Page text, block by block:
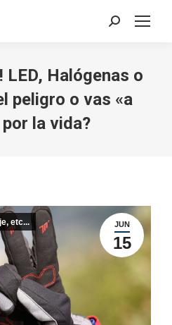
Search:
LED, Halógenas o
peligro o vas «a
la vida?
JUN
15
etc...